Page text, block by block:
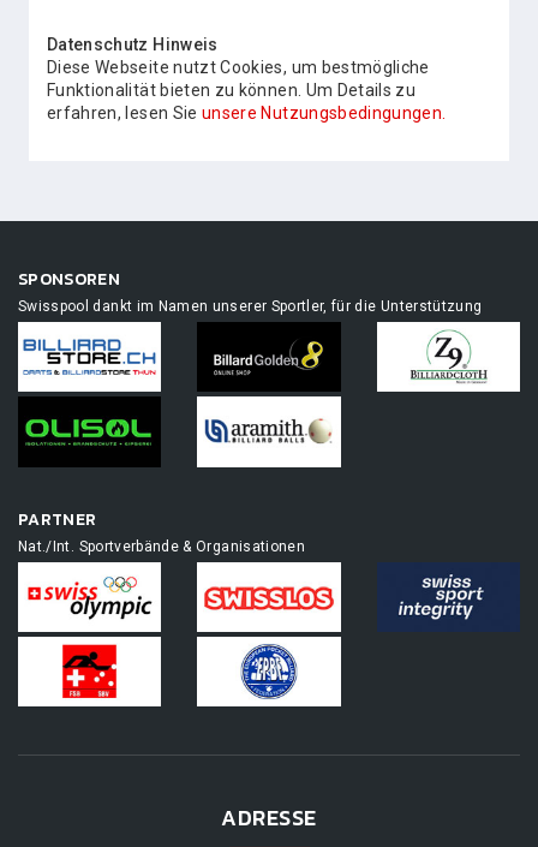
Datenschutz Hinweis
Diese Webseite nutzt Cookies, um bestmögliche
Funktionalität bieten zu können. Um Details zu
erfahren, lesen Sie unsere Nutzungsbedingungen.
SPONSOREN
Swisspool dankt im Namen unserer Sportler, für die Unterstützung
PARTNER
Nat./Int. Sportverbände & Organisationen
ADRESSE